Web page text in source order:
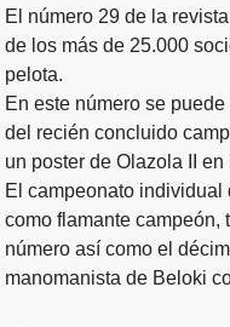
El número 29 de la
de los más de 25.000
pelota.
En este número se
del recién concluido
un poster de Olazola II
El campeonato
como flamante campeón,
número así como el
manomanista de Beloki